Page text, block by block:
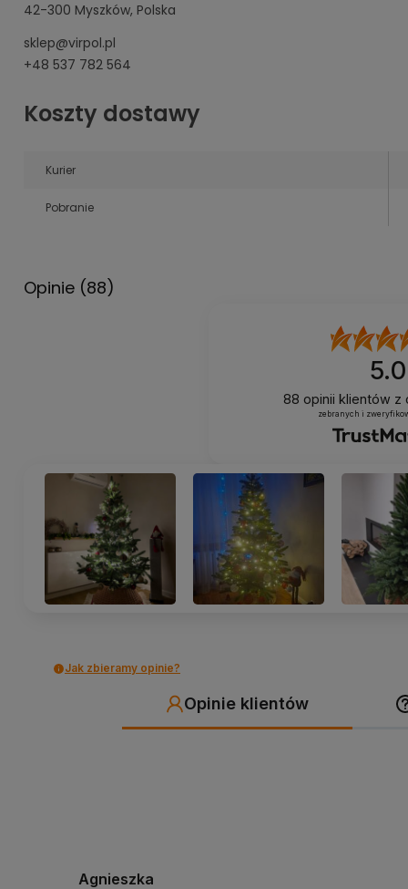
42-300 Myszków, Polska
sklep@virpol.pl
+48 537 782 564
Koszty dostawy
Kurier
Pobranie
Opinie (88)
5.0
88 opinii klientów z
zebranych i
Jak zbieramy opinie?
Opinie klientów
Agnieszka